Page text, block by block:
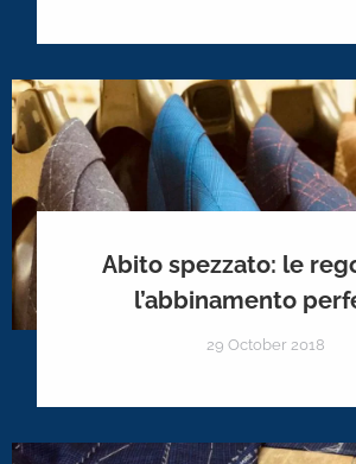
Abito spezzato: le
l’abbinamento
29 October 2018